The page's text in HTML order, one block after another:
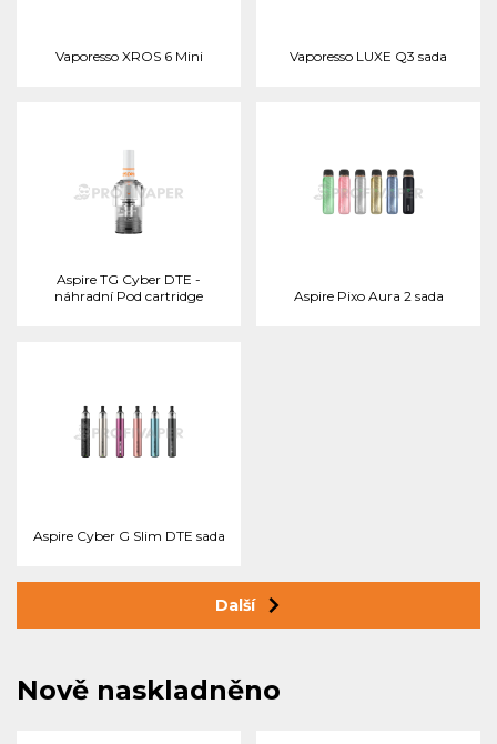
Vaporesso XROS 6 Mini Vaporesso LUXE Q3 sada
Aspire TG Cyber DTE -
náhradní Pod cartridge
Aspire Pixo Aura 2 sada
Aspire Cyber G Slim DTE sada
Další
Nově naskladněno